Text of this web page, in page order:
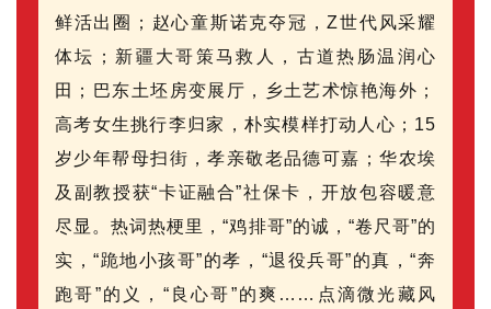
鲜活出圈；赵心童斯诺克夺冠，Z世代风采耀
体坛；新疆大哥策马救人，古道热肠温润心
田；巴东土坯房变展厅，乡土艺术惊艳海外；
高考女生挑行李归家，朴实模样打动人心；15
岁少年帮母扫街，孝亲敬老品德可嘉；华农埃
及副教授获“卡证融合”社保卡，开放包容暖意
尽显。热词热梗里，“鸡排哥”的诚，“卷尺哥”的
实，“跪地小孩哥”的孝，“退役兵哥”的真，“奔
跑哥”的义，“良心哥”的爽……点滴微光藏风